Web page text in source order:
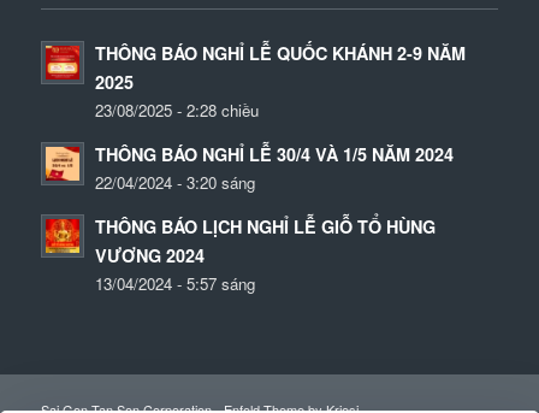
THÔNG BÁO NGHỈ LỄ QUỐC KHÁNH 2-9 NĂM
2025
23/08/2025 - 2:28 chiều
THÔNG BÁO NGHỈ LỄ 30/4 VÀ 1/5 NĂM 2024
22/04/2024 - 3:20 sáng
THÔNG BÁO LỊCH NGHỈ LỄ GIỖ TỔ HÙNG
VƯƠNG 2024
13/04/2024 - 5:57 sáng